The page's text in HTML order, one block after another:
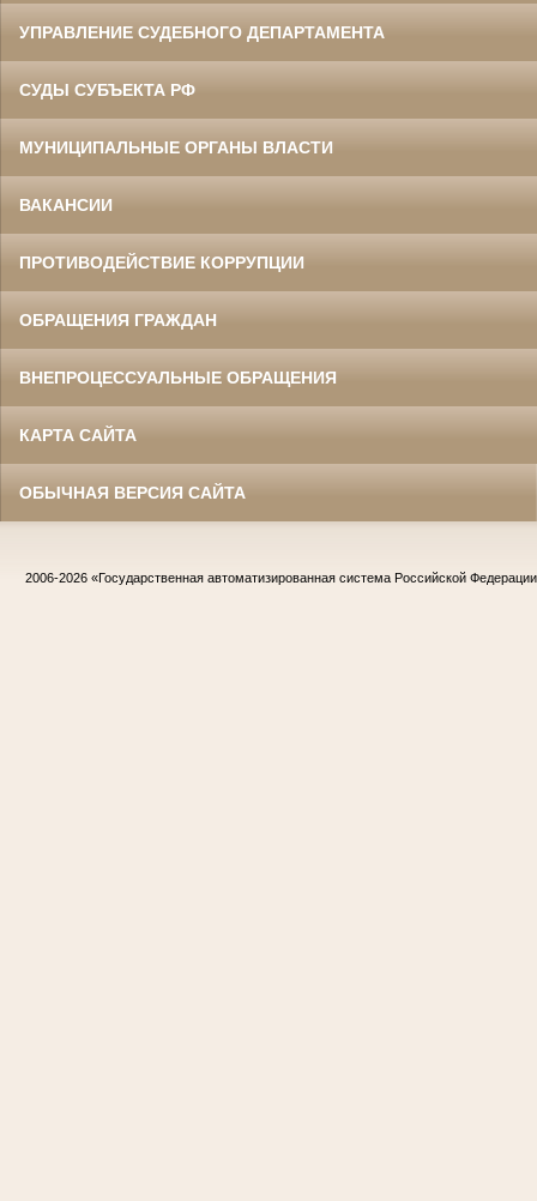
УПРАВЛЕНИЕ СУДЕБНОГО ДЕПАРТАМЕНТА
СУДЫ СУБЪЕКТА РФ
МУНИЦИПАЛЬНЫЕ ОРГАНЫ ВЛАСТИ
ВАКАНСИИ
ПРОТИВОДЕЙСТВИЕ КОРРУПЦИИ
ОБРАЩЕНИЯ ГРАЖДАН
ВНЕПРОЦЕССУАЛЬНЫЕ ОБРАЩЕНИЯ
КАРТА САЙТА
ОБЫЧНАЯ ВЕРСИЯ САЙТА
2006-2026 «Государственная автоматизированная система Российской